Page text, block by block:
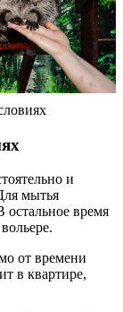
и
мытья
время
от времени
в квартире,